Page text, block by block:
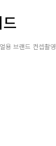
용 브랜드 컨셉촬영